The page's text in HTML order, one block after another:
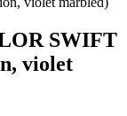
SWIFT
violet